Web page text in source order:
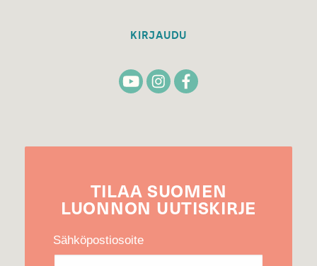
KIRJAUDU
TILAA SUOMEN
LUONNON UUTIS­KIRJE
Sähköpostiosoite